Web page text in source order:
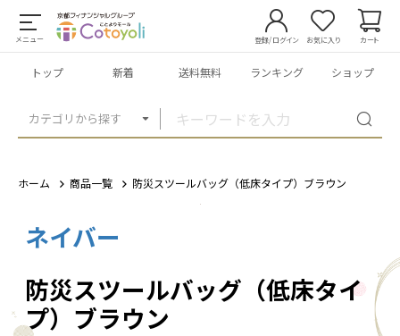
メニュー
カテゴリから探す
登録/ログイン お気に入り カート
トップ 新着 送料無料 ランキング ショップ
ホーム 商品一覧 防災スツールバッグ（低床タイプ）ブラウン
ネイバー
防災スツールバッグ（低床タイ
プ）ブラウン